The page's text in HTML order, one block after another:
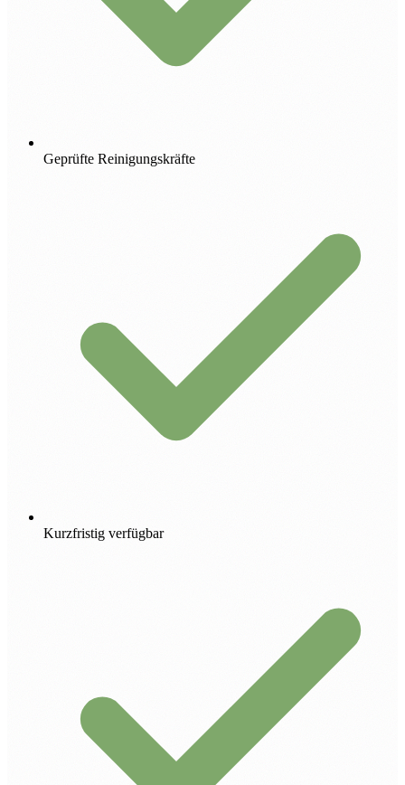
Geprüfte Reinigungskräfte
Kurzfristig verfügbar